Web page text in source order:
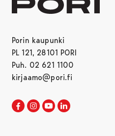
Porin kaupunki
PL 121, 28101 PORI
Puh. 02 621 1100
kirjaamo@pori.fi
Porin kaupunki
Avautuu uudessa
Porin kaupunki
Avautuu uudessa
Porin kaupunki
Avautuu